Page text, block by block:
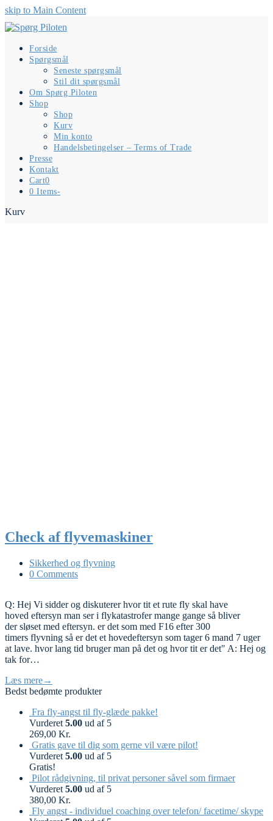
skip to Main Content
Forside
Spørgsmål
Seneste spørgsmål
Stil dit spørgsmål
Om Spørg Piloten
Shop
Shop
Kurv
Min konto
Handelsbetingelser – Terms of Trade
Presse
Kontakt
Cart0
0 Items-
Kurv
Check af flyvemaskiner
Sikkerhed og flyvning
0 Comments
Q: Hej Vi sidder og diskuterer hvor tit et rute fly skal have
hoved eftersyn man ser i flykatastrofer mange gange så bliver
der sløset med eftersyn. er det som med F16 efter 300
timers flyvning så er det et hovedeftersyn som tager 6 mand 7 uger
at lave. hvor lang tid bruger man på det og hvor tit er det" A: Hej og
tak for…
Læs mere→
Bedst bedømte produkter
Fra fly-angst til fly-glæde pakke!
Vurderet 5.00 ud af 5
269,00 Kr.
Gratis gave til dig som gerne vil være pilot!
Vurderet 5.00 ud af 5
Gratis!
Pilot rådgivning, til privat personer såvel som firmaer
Vurderet 5.00 ud af 5
380,00 Kr.
Fly angst - individuel coaching over telefon/ facetime/ skype